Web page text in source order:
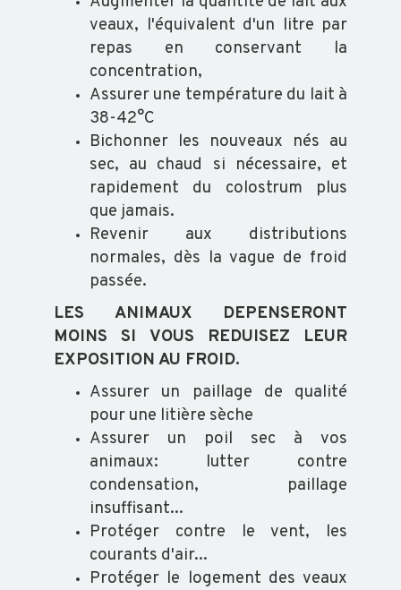
SALMONELLES
veaux, l'équivalent d'un litre par
repas en conservant la
concentration,
Assurer une température du lait à
38-42°C
Bichonner les nouveaux nés au
sec, au chaud si nécessaire, et
rapidement du colostrum plus
que jamais.
Revenir aux distributions
normales, dès la vague de froid
passée.
LES ANIMAUX DEPENSERONT
MOINS SI VOUS REDUISEZ LEUR
EXPOSITION AU FROID.
Assurer un paillage de qualité
pour une litière sèche
Assurer un poil sec à vos
animaux: lutter contre
condensation, paillage
insuffisant...
Protéger contre le vent, les
courants d'air...
Protéger le logement des veaux